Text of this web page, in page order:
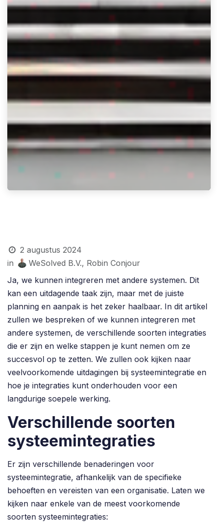
2 augustus 2024
in
WeSolved B.V., Robin Conjour
Ja, we kunnen integreren met andere systemen. Dit
kan een uitdagende taak zijn, maar met de juiste
planning en aanpak is het zeker haalbaar. In dit artikel
zullen we bespreken of we kunnen integreren met
andere systemen, de verschillende soorten integraties
die er zijn en welke stappen je kunt nemen om ze
succesvol op te zetten. We zullen ook kijken naar
veelvoorkomende uitdagingen bij systeemintegratie en
hoe je integraties kunt onderhouden voor een
langdurige soepele werking.
Verschillende soorten
systeemintegraties
Er zijn verschillende benaderingen voor
systeemintegratie, afhankelijk van de specifieke
behoeften en vereisten van een organisatie. Laten we
kijken naar enkele van de meest voorkomende
soorten systeemintegraties: